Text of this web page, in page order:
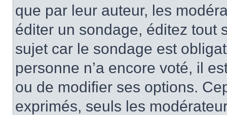
que par leur auteur, les
éditer un sondage, éditez tout
sujet car le sondage est
personne n’a encore voté, il
ou de modifier ses options.
exprimés, seuls les